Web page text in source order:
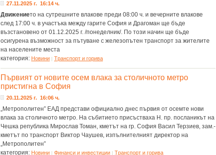
27.11.2025 г. 16:14 ч.
Движението на сутрешните влакове преди 08:00 ч. и вечерните влакове
след 17:00 ч. в участъка между гарите София и Драгоман ще бъде
възстановено от 01.12.2025 г. /понеделник/. По този начин ще бъде
осигурена възможност за пътуване с железопътен транспорт за жителите
на населените места
категория: Новини | Tранспорт и горива
Първият от новите осем влака за столичното метро
пристигна в София
20.11.2025 г. 16:06 ч.
„Метрополитен” ЕАД представи официално днес първия от осемте нови
влака за столичното метро. На събитието присъстваха Н. пр. посланикът на
Чешка република Мирослав Томан, кметът на гр. София Васил Терзиев, зам.-
кметът по транспорт Виктор Чаушев, изпълнителният директор на
„Метрополитен”
категория: Новини | Финанси и инвестиции | Tранспорт и горива